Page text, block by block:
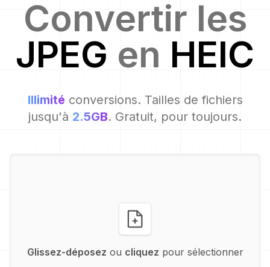
Convertir les
JPEG en HEIC
Illimité conversions. Tailles de fichiers
jusqu'à 2.5GB. Gratuit, pour toujours.
Glissez-déposez ou cliquez pour sélectionner